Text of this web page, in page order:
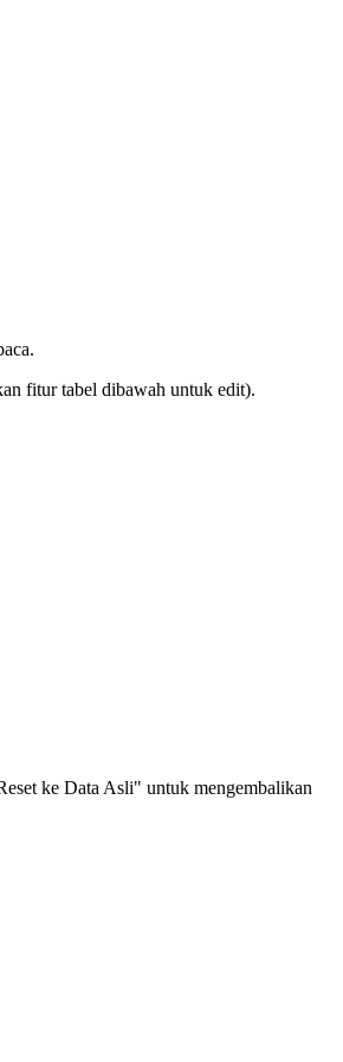
fitur tabel dibawah untuk edit).
ke Data Asli" untuk mengembalikan